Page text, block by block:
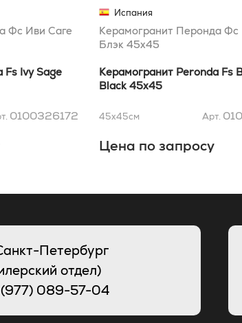
Фс Иви Саге
Fs Ivy Sage
0100326172
Испания
Керамогранит Перонда Фс
Блэк 45x45
Керамогранит Peronda Fs
Black 45x45
45x45см Арт.
Цена по запросу
Петербург
отдел)
(977) 089-57-04